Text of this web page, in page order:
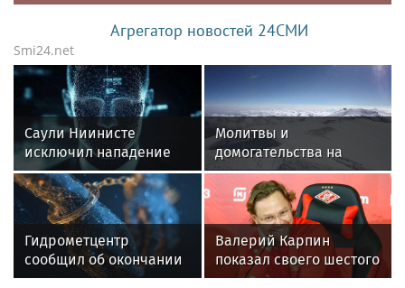
Агрегатор новостей 24СМИ
Smi24.net
Саули Ниинисте
исключил нападение
России на страны НАТО
Молитвы и
домогательства на
Эльбрусе: почему гида
обвиняют в создании
секты
Гидрометцентр
сообщил об окончании
оранжевого уровня
Валерий Карпин
показал своего шестого
ребенка